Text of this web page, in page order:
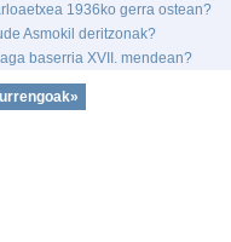
1936ko gerra ostean?
Asmokil deritzonak?
baserria XVII. mendean?